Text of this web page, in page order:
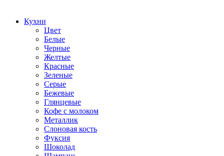
Кухни
Цвет
Белые
Черные
Желтые
Красные
Зеленые
Серые
Бежевые
Глянцевые
Кофе с молоком
Металлик
Слоновая кость
Фуксия
Шоколад